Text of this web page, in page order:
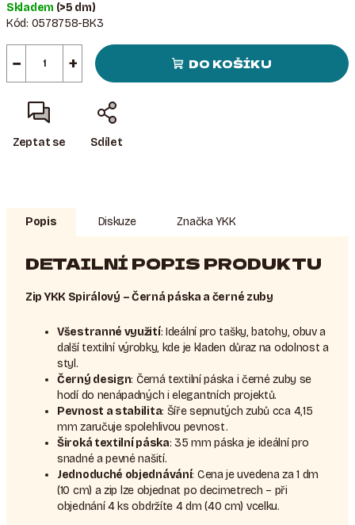
cena:
Skladem (>5 dm)
Kód: 0578758-BK3
+
− DO KOŠÍKU
Zeptat se Sdílet
Popis Diskuze ZnačkaYKK
DETAILNÍ POPIS PRODUKTU
Zip YKK Spirálový – Černá páska a černé zuby
Všestranné využití: Ideální pro tašky, batohy, obuv a
další textilní výrobky, kde je kladen důraz na odolnost a
styl.
Černý design: Černá textilní páska i černé zuby se
hodí do nenápadných i elegantních projektů.
Pevnost a stabilita: Šíře sepnutých zubů cca 4,15
mm zaručuje spolehlivou pevnost.
Široká textilní páska: 35 mm páska je ideální pro
snadné a pevné našití.
Jednoduché objednávání: Cena je uvedena za 1 dm
(10 cm) a zip lze objednat po decimetrech – při
objednání 4 ks obdržíte 4 dm (40 cm) vcelku.